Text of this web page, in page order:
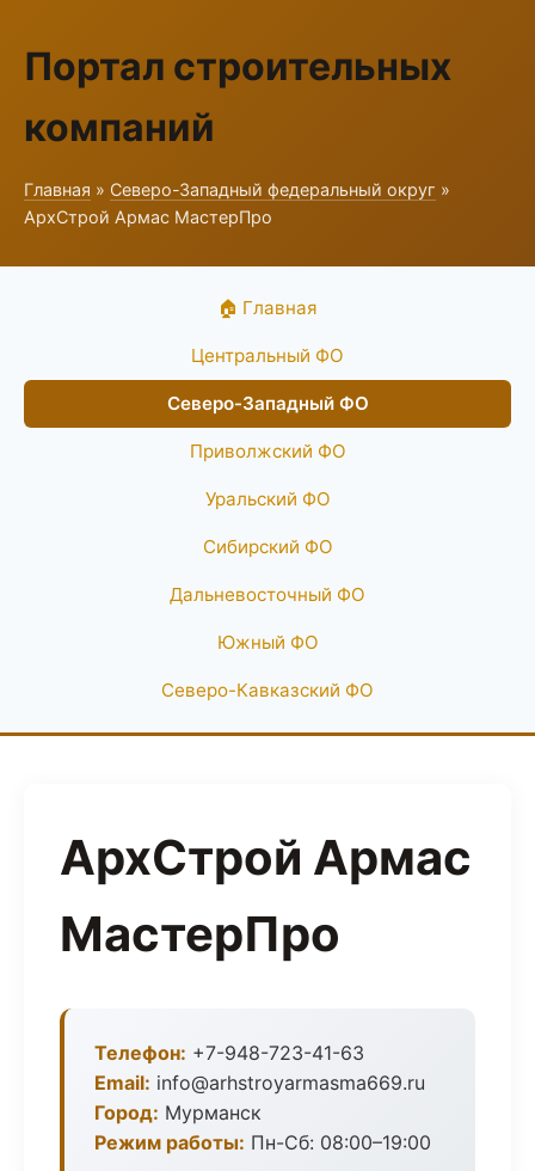
Портал строительных
компаний
Главная » Северо-Западный федеральный округ »
АрхСтрой Армас МастерПро
🏠 Главная
Центральный ФО
Северо-Западный ФО
Приволжский ФО
Уральский ФО
Сибирский ФО
Дальневосточный ФО
Южный ФО
Северо-Кавказский ФО
АрхСтрой Армас
МастерПро
Телефон: +7-948-723-41-63
Email: info@arhstroyarmasma669.ru
Город: Мурманск
Режим работы: Пн-Сб: 08:00–19:00